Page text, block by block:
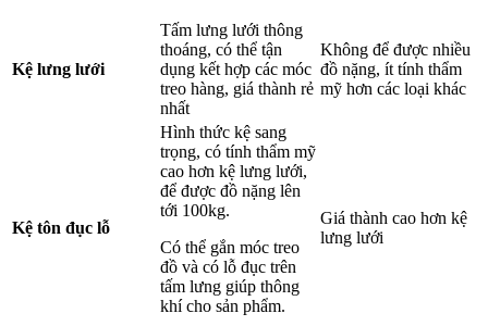
Kệ lưng lưới
Tấm lưng lưới thông
thoáng, có thể tận
dụng kết hợp các móc
treo hàng, giá thành rẻ
nhất
Không để được nhiều
đồ nặng, ít tính thẩm
mỹ hơn các loại khác
Kệ tôn đục lỗ
Hình thức kệ sang
trọng, có tính thẩm mỹ
cao hơn kệ lưng lưới,
để được đồ nặng lên
tới 100kg.
Có thể gắn móc treo
đồ và có lỗ đục trên
tấm lưng giúp thông
khí cho sản phẩm.
Giá thành cao hơn kệ
lưng lưới